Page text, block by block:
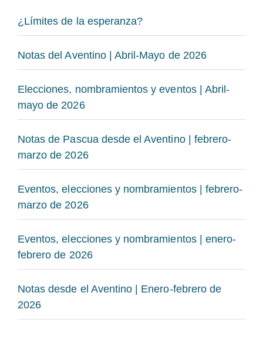
¿Límites de la esperanza?
Notas del Aventino | Abril-Mayo de 2026
Elecciones, nombramientos y eventos | Abril-
mayo de 2026
Notas de Pascua desde el Aventino | febrero-
marzo de 2026
Eventos, elecciones y nombramientos | febrero-
marzo de 2026
Eventos, elecciones y nombramientos | enero-
febrero de 2026
Notas desde el Aventino | Enero-febrero de
2026